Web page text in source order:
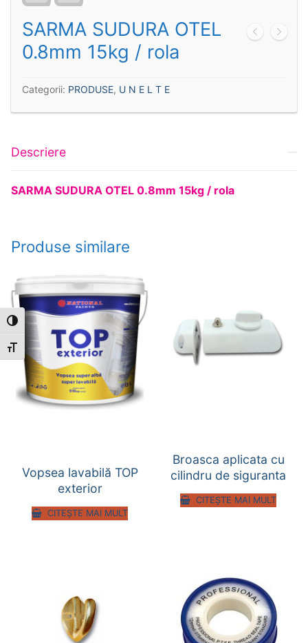
Toggle High Contrast
Toggle Font size
SARMA SUDURA OTEL
0.8mm 15kg / rola
Categorii: PRODUSE, U N E L T E
Descriere
SARMA SUDURA OTEL 0.8mm 15kg / rola
Produse similare
Vopsea lavabilă TOP
exterior
CITEȘTE MAI MULT
Broasca aplicata cu
cilindru de siguranta
CITEȘTE MAI MULT